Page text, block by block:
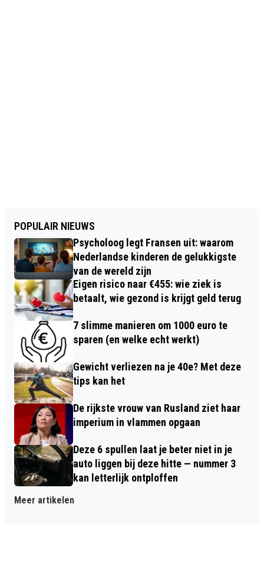
POPULAIR NIEUWS
Psycholoog legt Fransen uit: waarom
Nederlandse kinderen de gelukkigste
van de wereld zijn
Eigen risico naar €455: wie ziek is
betaalt, wie gezond is krijgt geld terug
7 slimme manieren om 1000 euro te
sparen (en welke echt werkt)
Gewicht verliezen na je 40e? Met deze
tips kan het
De rijkste vrouw van Rusland ziet haar
imperium in vlammen opgaan
Deze 6 spullen laat je beter niet in je
auto liggen bij deze hitte — nummer 3
kan letterlijk ontploffen
Meer artikelen